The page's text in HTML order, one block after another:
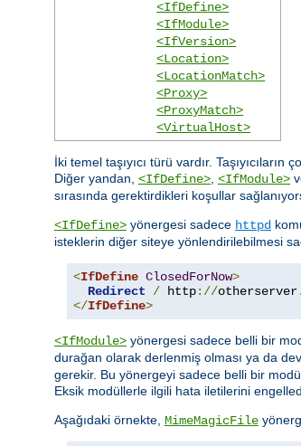
<IfDefine>
<IfModule>
<IfVersion>
<Location>
<LocationMatch>
<Proxy>
<ProxyMatch>
<VirtualHost>
İki temel taşıyıcı türü vardır.
Diğer yandan, <IfDefine> <IfModule>
sırasında gerektirdikleri koşullar
<IfDefine> yönergesi sadece httpd
isteklerin diğer siteye yönlendirilebilmesi
<IfDefine ClosedForNow>
Redirect
/ http://otherserver.
</IfDefine>
<IfModule> yönergesi sadece belli bir
durağan olarak derlenmiş olması ya da
gerekir. Bu yönergeyi sadece belli bir
Eksik modüllerle ilgili hata iletilerini
Aşağıdaki örnekte, MimeMagicFile